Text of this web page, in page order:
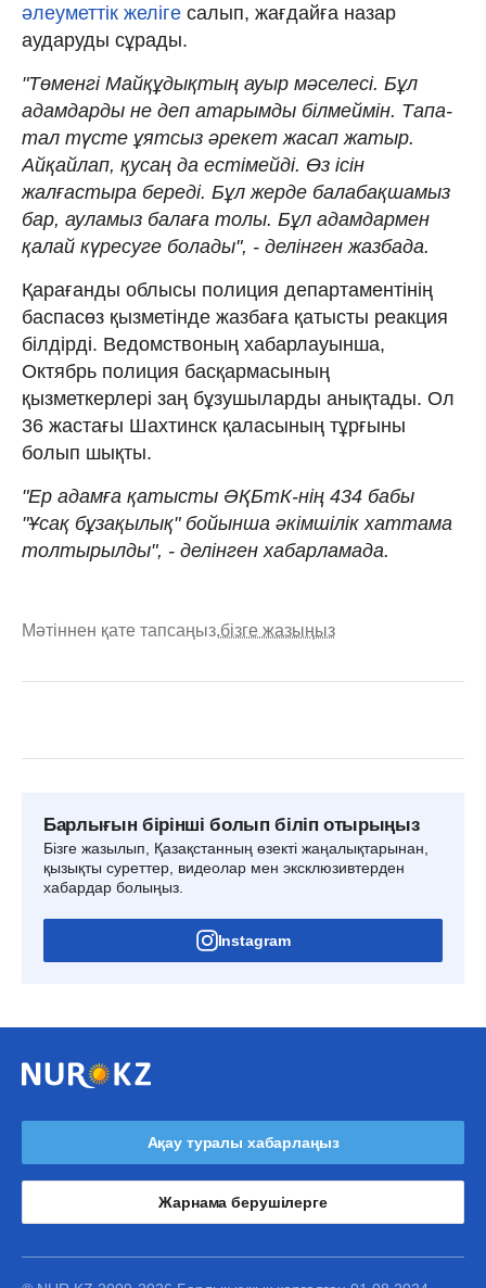
әлеуметтік желіге салып, жағдайға назар
аударуды сұрады.
"Төменгі Майқұдықтың ауыр мәселесі. Бұл
адамдарды не деп атарымды білмеймін. Тапа-
тал түсте ұятсыз әрекет жасап жатыр.
Айқайлап, қусаң да естімейді. Өз ісін
жалғастыра береді. Бұл жерде балабақшамыз
бар, ауламыз балаға толы. Бұл адамдармен
қалай күресуге болады", - делінген жазбада.
Қарағанды облысы полиция департаментінің
баспасөз қызметінде жазбаға қатысты реакция
білдірді. Ведомствоның хабарлауынша,
Октябрь полиция басқармасының
қызметкерлері заң бұзушыларды анықтады. Ол
36 жастағы Шахтинск қаласының тұрғыны
болып шықты.
"Ер адамға қатысты ӘҚБтК-нің 434 бабы
"Ұсақ бұзақылық" бойынша әкімшілік хаттама
толтырылды", - делінген хабарламада.
Мәтіннен қате тапсаңыз,бізге жазыңыз
Барлығын бірінші болып біліп отырыңыз
Бізге жазылып, Қазақстанның өзекті жаңалықтарынан,
қызықты суреттер, видеолар мен эксклюзивтерден
хабардар болыңыз.
Instagram
Ақау туралы хабарлаңыз
Жарнама берушілерге